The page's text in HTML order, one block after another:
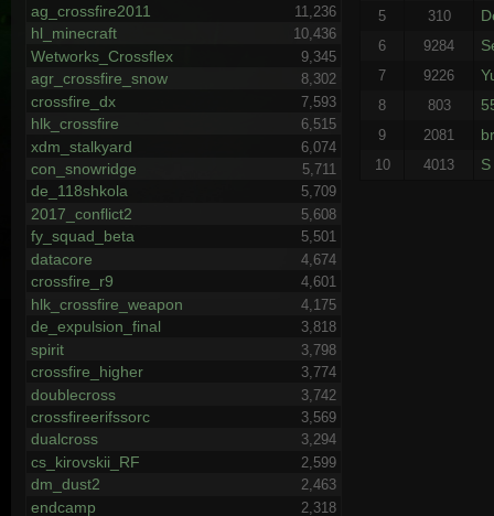
ag_crossfire2011 11,236
hl_minecraft 10,436
Wetworks_Crossflex 9,345
agr_crossfire_snow 8,302
crossfire_dx 7,593
hlk_crossfire 6,515
xdm_stalkyard 6,074
con_snowridge 5,711
de_118shkola 5,709
2017_conflict2 5,608
fy_squad_beta 5,501
datacore 4,674
crossfire_r9 4,601
hlk_crossfire_weapon 4,175
de_expulsion_final 3,818
spirit 3,798
crossfire_higher 3,774
doublecross 3,742
crossfireerifssorc 3,569
dualcross 3,294
cs_kirovskii_RF 2,599
dm_dust2 2,463
endcamp 2,318
5 310
6 9284
7 9226
8 803
9 2081
10 4013